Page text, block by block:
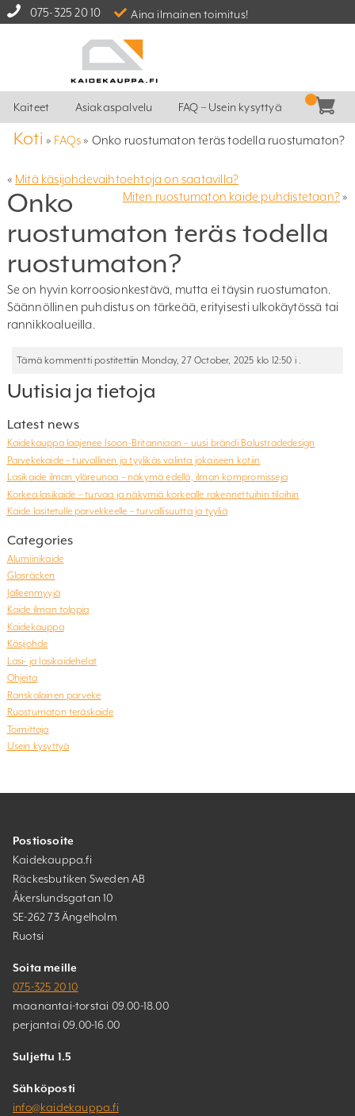
075-325 20 10 Aina ilmainen toimitus!
Kaiteet Asiakaspalvelu FAQ – Usein kysyttyä
Koti » FAQs» Onko ruostumaton teräs todella ruostumaton?
« Mitä käsijohdevaihtoehtoja on saatavilla?
Miten ruostumaton kaide puhdistetaan?»
Onko
ruostumaton teräs todella
ruostumaton?
Se on hyvin korroosionkestävä, mutta ei täysin ruostumaton.
Säännöllinen puhdistus on tärkeää, erityisesti ulkokäytössä tai
rannikkoalueilla.
Tämä kommentti postitettiin Monday, 27 October, 2025 klo 12:50 i .
Uutisia ja tietoja
Latest news
Kaidekauppa laajenee Isoon-Britanniaan – uusi brändi Balustradedesign
Parvekekaide – turvallinen ja tyylikäs valinta jokaiseen kotiin
Lasikaide ilman yläreunaa – näkymä edellä, ilman kompromisseja
Korkea lasikaide – turvaa ja näkymiä korkealle rakennettuihin tiloihin
Kaide lasitetulle parvekkeelle – turvallisuutta ja tyyliä
Categories
Alumiinikaide
Glasräcken
Jälleenmyyjä
Kaide ilman tolppia
Kaidekauppa
Käsijohde
Lasi- ja lasikaidehelat
Ohjeita
Ranskalainen parveke
Ruostumaton teräskaide
Toimittaja
Usein kysyttyä
Postiosoite
Kaidekauppa.fi
Räckesbutiken Sweden AB
Åkerslundsgatan 10
SE-262 73 Ängelholm
Ruotsi
Soita meille
075-325 20 10
maanantai-torstai 09.00-18.00
perjantai 09.00-16.00
Suljettu 1.5
Sähköposti
info@kaidekauppa.fi